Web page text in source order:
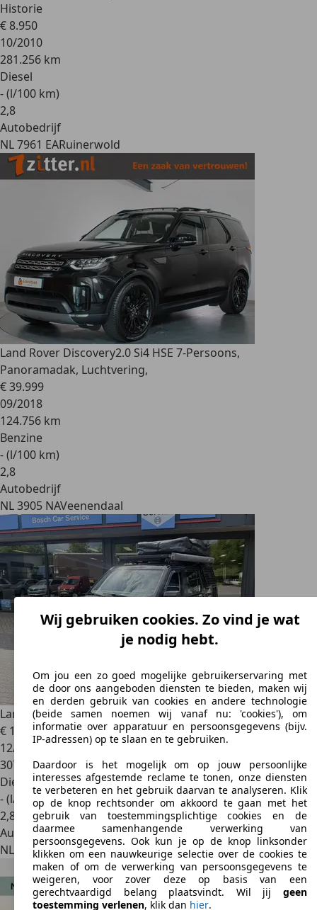
Historie
€ 8.950
10/2010
281.256 km
Diesel
- (l/100 km)
2,8
Autobedrijf
NL 7961 EARuinerwold
Land Rover Discovery2.0 Si4 HSE 7-Persoons,
Panoramadak, Luchtvering,
€ 39.999
09/2018
124.756 km
Benzine
- (l/100 km)
2,8
Autobedrijf
NL 3905 NAVeenendaal
Land Rover Discovery3.0 SDV6 HSE offroad uitgevoerd
€ 15.950
12/2009
307.261 km
Diesel
- (l/100 km)
2,8
Autobedrijf
NL 5683 PNBest
Wij gebruiken cookies. Zo vind je wat
je nodig hebt.
Om jou een zo goed mogelijke gebruikerservaring met
de door ons aangeboden diensten te bieden, maken wij
en derden gebruik van cookies en andere technologie
(beide samen noemen wij vanaf nu: 'cookies'), om
informatie over apparatuur en persoonsgegevens (bijv.
IP-adressen) op te slaan en te gebruiken.
Daardoor is het mogelijk om op jouw persoonlijke
interesses afgestemde reclame te tonen, onze diensten
te verbeteren en het gebruik daarvan te analyseren. Klik
op de knop rechtsonder om akkoord te gaan met het
gebruik van toestemmingsplichtige cookies en de
daarmee samenhangende verwerking van
persoonsgegevens. Ook kun je op de knop linksonder
klikken om een nauwkeurige selectie over de cookies te
maken of om de verwerking van persoonsgegevens te
weigeren, voor zover deze op basis van een
gerechtvaardigd belang plaatsvindt. Wil jij geen
toestemming verlenen, klik dan hier.